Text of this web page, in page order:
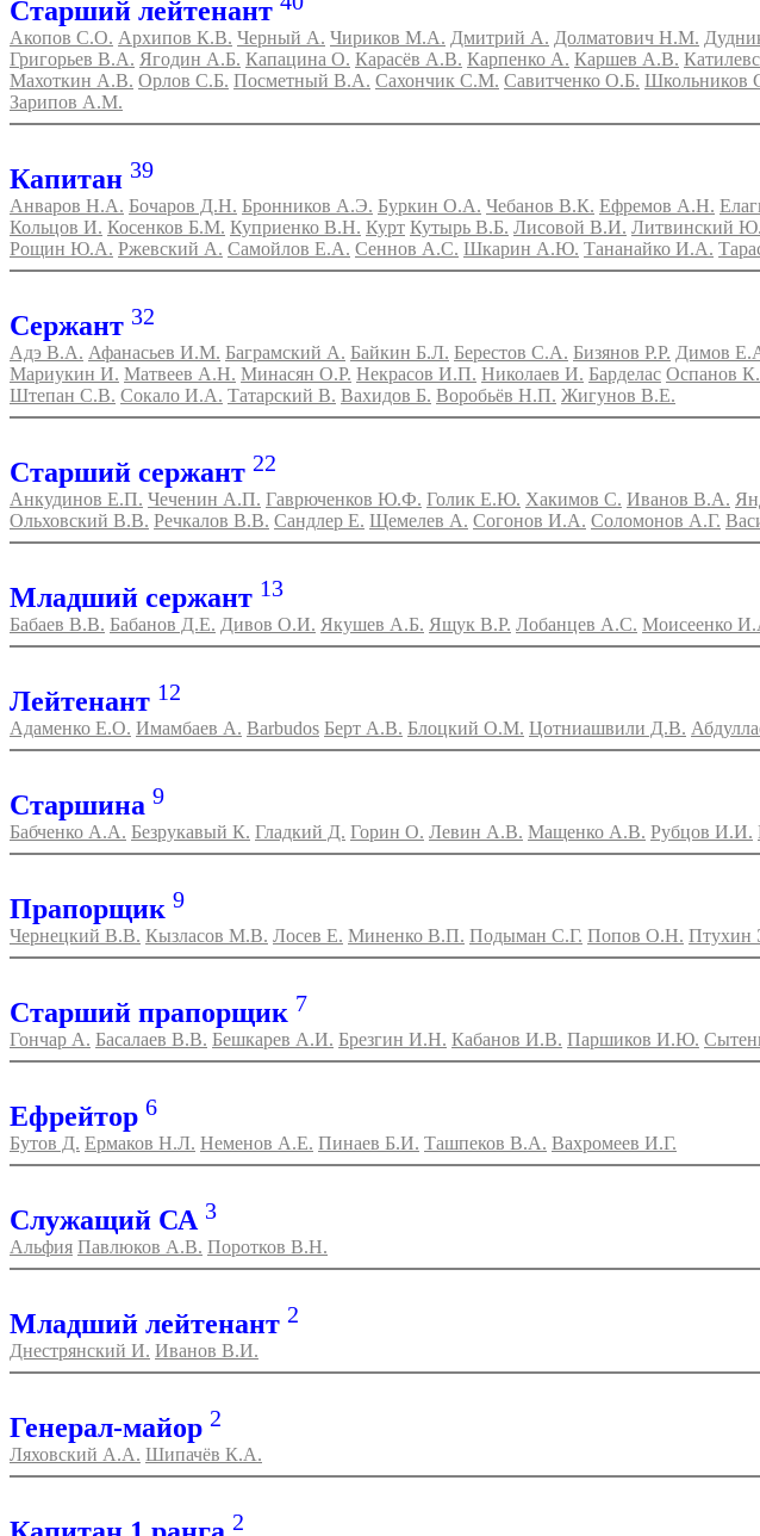
Старший лейтенант
Акопов С.О. Архипов К.В. Черный А. Чириков М.А. Дмитрий А. Долматович Н.М.
Григорьев В.А. Ягодин А.Б. Капацина О. Карасёв А.В. Карпенко А. Каршев А.В.
Махоткин А.В. Орлов С.Б. Посметный В.А. Сахончик С.М. Савитченко О.Б. Школьников
Зарипов А.М.
Капитан 39
Анваров Н.А. Бочаров Д.Н. Бронников А.Э. Буркин О.А. Чебанов В.К. Ефремов А.Н.
Кольцов И. Косенков Б.М. Куприенко В.Н. Курт Кутырь В.Б. Лисовой В.И. Литвинский
Рощин Ю.А. Ржевский А. Самойлов Е.А. Сеннов А.С. Шкарин А.Ю. Тананайко И.А.
Сержант 32
Адэ В.А. Афанасьев И.М. Баграмский А. Байкин Б.Л. Берестов С.А. Бизянов Р.Р. Димов
Мариукин И. Матвеев А.Н. Минасян О.Р. Некрасов И.П. Николаев И. Барделас Оспанов
Штепан С.В. Сокало И.А. Татарский В. Вахидов Б. Воробьёв Н.П. Жигунов В.Е.
Старший сержант 22
Анкудинов Е.П. Чеченин А.П. Гаврюченков Ю.Ф. Голик Е.Ю. Хакимов С. Иванов В.А.
Ольховский В.В. Речкалов В.В. Сандлер Е. Щемелев А. Согонов И.А. Соломонов А.Г.
Младший сержант 13
Бабаев В.В. Бабанов Д.Е. Дивов О.И. Якушев А.Б. Ящук В.Р. Лобанцев А.С. Моисеенко
Лейтенант 12
Адаменко Е.О. Имамбаев А. Barbudos Берт А.В. Блоцкий О.М. Цотниашвили Д.В.
Старшина 9
Бабченко А.А. Безрукавый К. Гладкий Д. Горин О. Левин А.В. Мащенко А.В. Рубцов И.И.
Прапорщик 9
Чернецкий В.В. Кызласов М.В. Лосев Е. Миненко В.П. Подыман С.Г. Попов О.Н. Птухин
Старший прапорщик 7
Гончар А. Басалаев В.В. Бешкарев А.И. Брезгин И.Н. Кабанов И.В. Паршиков И.Ю.
Ефрейтор 6
Бутов Д. Ермаков Н.Л. Неменов А.Е. Пинаев Б.И. Ташпеков В.А. Вахромеев И.Г.
Служащий СА 3
Альфия Павлюков А.В. Поротков В.Н.
Младший лейтенант 2
Днестрянский И. Иванов В.И.
Генерал-майор 2
Ляховский А.А. Шипачёв К.А.
2